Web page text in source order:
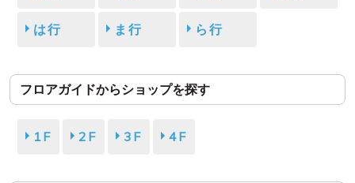
は行 ま行 ら行
フロアガイドからショップを探す
1F 2F 3F 4F